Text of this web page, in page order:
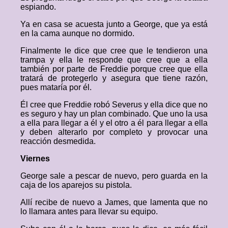
espiando.
Ya en casa se acuesta junto a George, que ya está
en la cama aunque no dormido.
Finalmente le dice que cree que le tendieron una
trampa y ella le responde que cree que a ella
también por parte de Freddie porque cree que ella
tratará de protegerlo y asegura que tiene razón,
pues mataría por él.
Él cree que Freddie robó Severus y ella dice que no
es seguro y hay un plan combinado. Que uno la usa
a ella para llegar a él y el otro a él para llegar a ella
y deben alterarlo por completo y provocar una
reacción desmedida.
Viernes
George sale a pescar de nuevo, pero guarda en la
caja de los aparejos su pistola.
Allí recibe de nuevo a James, que lamenta que no
lo llamara antes para llevar su equipo.